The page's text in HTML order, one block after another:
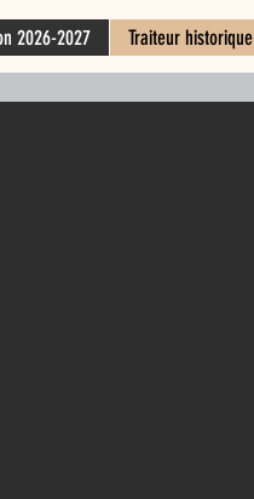
2026-2027 Traiteur historique